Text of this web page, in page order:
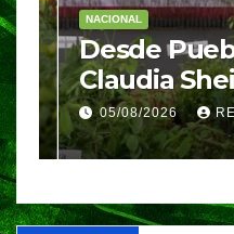
NACIONAL
Desde
Claudia
arrancará la
Nacional de
05/08/2026